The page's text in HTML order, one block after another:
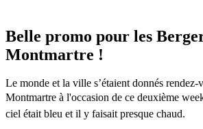
Belle promo pour les
Montmartre !
Le monde et la ville s’étaient donnés rendez-
Montmartre à l'occasion de ce deuxième
ciel était bleu et il y faisait presque chaud.